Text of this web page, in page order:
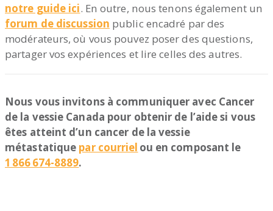
notre guide ici. En outre, nous tenons également un
forum de discussion public encadré par des
modérateurs, où vous pouvez poser des questions,
partager vos expériences et lire celles des autres.
Nous vous invitons à communiquer avec Cancer
de la vessie Canada pour obtenir de l’aide si vous
êtes atteint d’un cancer de la vessie
métastatique par courriel ou en composant le
1 866 674-8889.